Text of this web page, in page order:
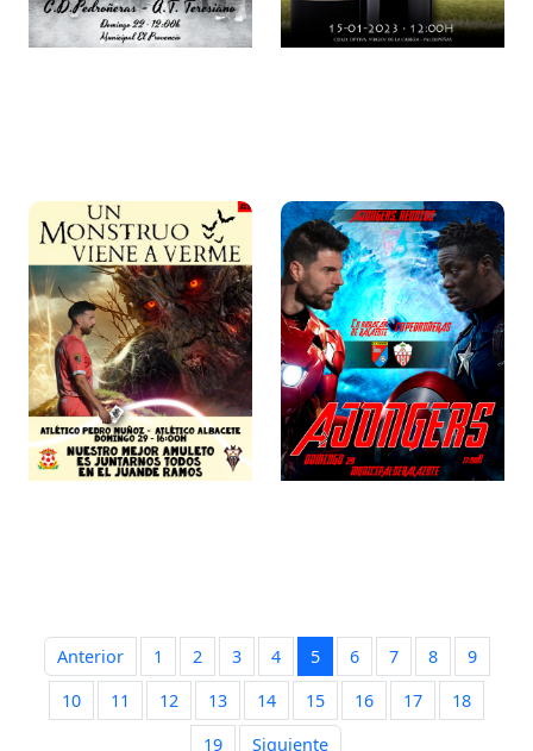
Anterior 1 2 3 4 5 6 7 8
9
10
11 12 13 14 15 16 17
18
19
Siguiente